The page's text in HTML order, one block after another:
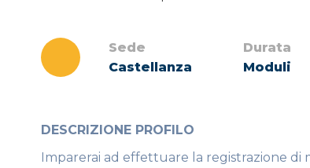
Sede
Castellanza
Durata
Moduli
DESCRIZIONE PROFILO
Imparerai ad effettuare la registrazione